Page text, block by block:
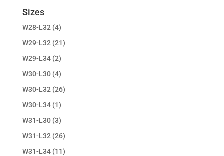
Sizes
W28-L32 (4)
W29-L32 (21)
W29-L34 (2)
W30-L30 (4)
W30-L32 (26)
W30-L34 (1)
W31-L30 (3)
W31-L32 (26)
W31-L34 (11)